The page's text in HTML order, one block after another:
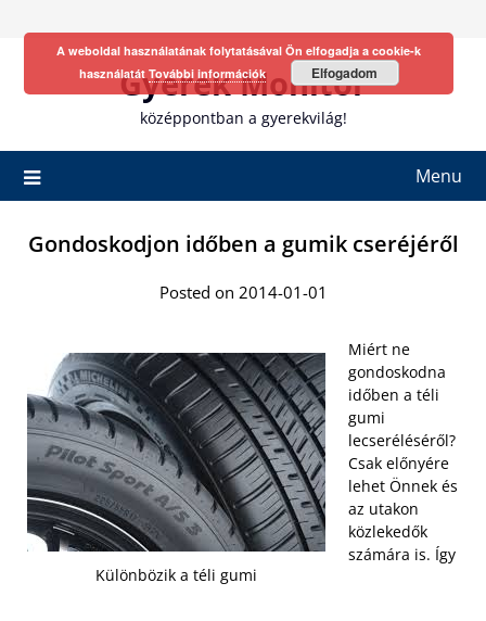
Gyerek Monitor
középpontban a gyerekvilág!
Menu
Gondoskodjon időben a gumik cseréjéről
Posted on 2014-01-01
Különbözik a téli gumi
Miért ne
gondoskodna
időben a téli
gumi
lecseréléséről?
Csak előnyére
lehet Önnek és
az utakon
közlekedők
számára is. Így
A weboldal használatának folytatásával Ön elfogadja a cookie-k
használatát További információk Elfogadom